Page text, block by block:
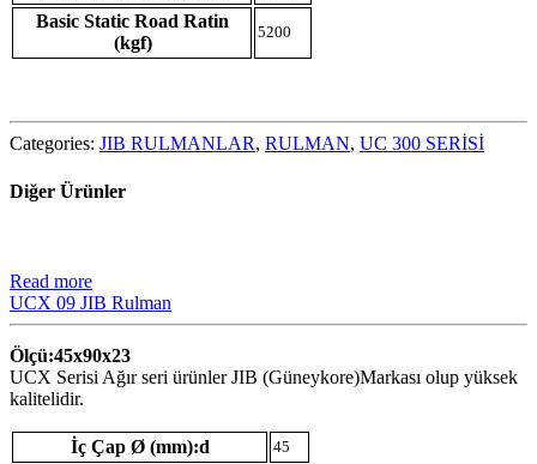
Basic Static Road Ratin
(kgf)
5200
Categories: JIB RULMANLAR, RULMAN, UC 300 SERİSİ
Diğer Ürünler
Read more
UCX 09 JIB Rulman
Ölçü:45x90x23
UCX Serisi Ağır seri ürünler JIB (Güneykore)Markası olup yüksek
kalitelidir.
İç Çap Ø (mm):d 45